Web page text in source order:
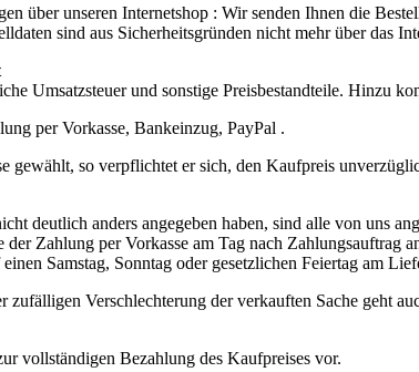
über unseren Internetshop : Wir senden Ihnen die
sind aus Sicherheitsgründen nicht mehr über das
Umsatzsteuer und sonstige Preisbestandteile. Hinzu
per Vorkasse, Bankeinzug, PayPal .
gewählt, so verpflichtet er sich, den Kaufpreis
deutlich anders angegeben haben, sind alle von uns
Zahlung per Vorkasse am Tag nach Zahlungsauftrag
Samstag, Sonntag oder gesetzlichen Feiertag am
Verschlechterung der verkauften Sache geht
vollständigen Bezahlung des Kaufpreises vor.